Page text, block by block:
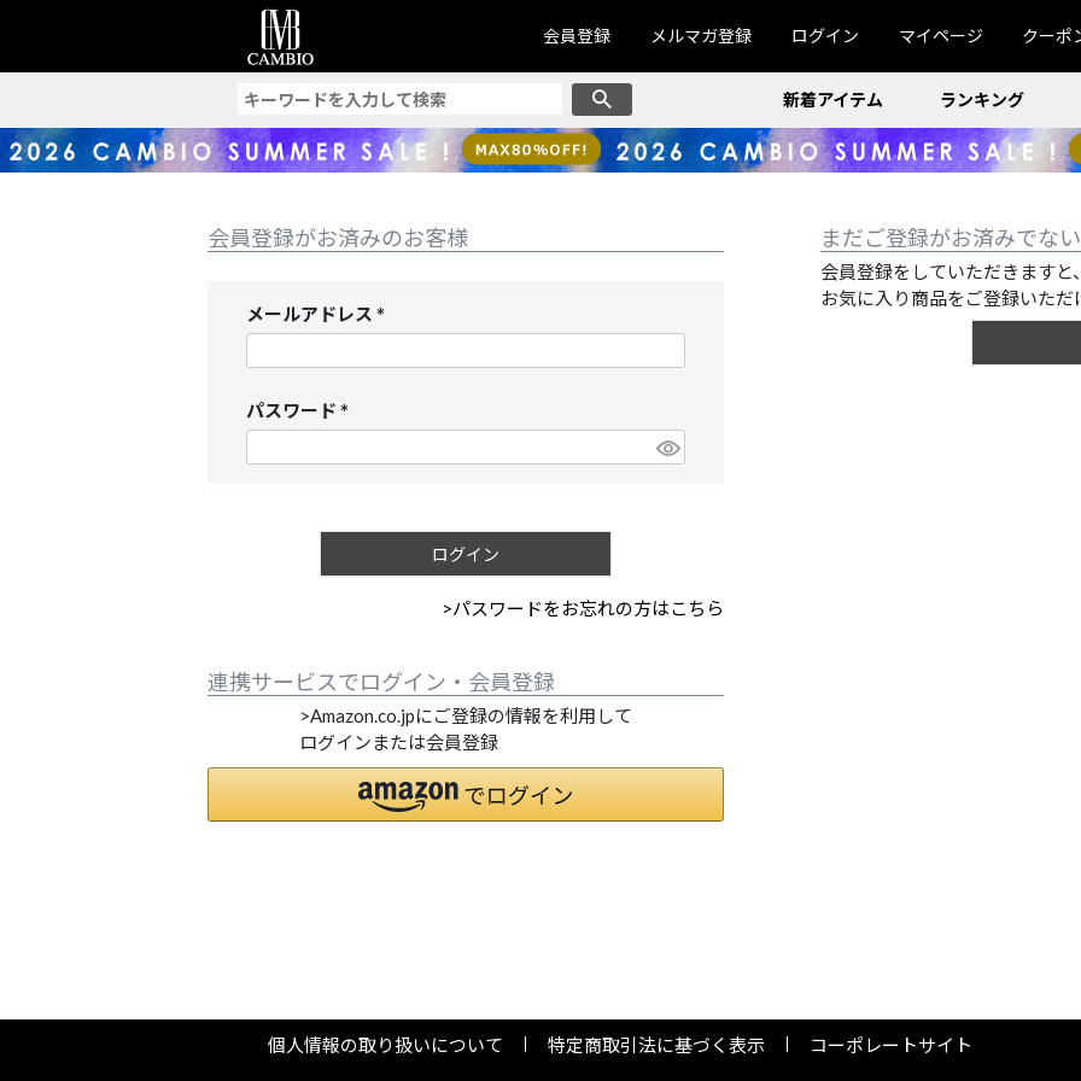
会員登録 メルマガ登録 ログイン マイページ クーポ
新着アイテム ランキング
会員登録がお済みのお客様
メールアドレス
必
パスワード
必
ログイン
>パスワードをお忘れの方はこちら
連携サービスでログイン・会員登録
>Amazon.co.jpにご登録の情報を利用して
ログインまたは会員登録
まだご登録がお済みでな
会員登録をしていただきますと
お気に入り商品をご登録いただ
個人情報の取り扱いについて 特定商取引法に基づく表示 コーポレートサイト